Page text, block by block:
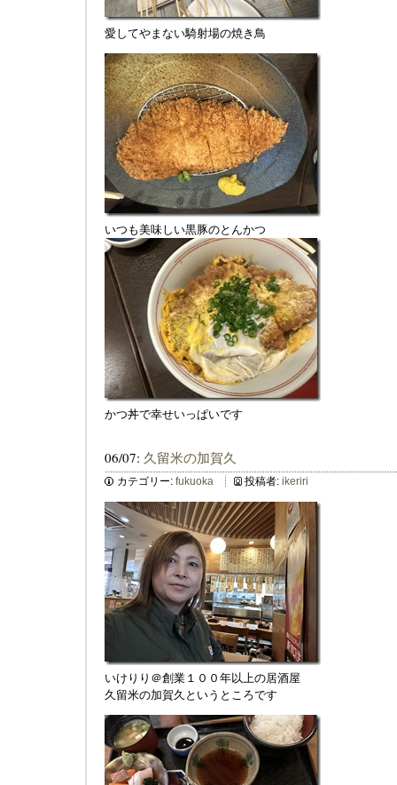
愛してやまない騎射場の焼き鳥
いつも美味しい黒豚のとんかつ
かつ丼で幸せいっぱいです
06/07: 久留米の加賀久
カテゴリー: fukuoka 投稿者: ikeriri
いけりり＠創業１００年以上の居酒屋
久留米の加賀久というところです